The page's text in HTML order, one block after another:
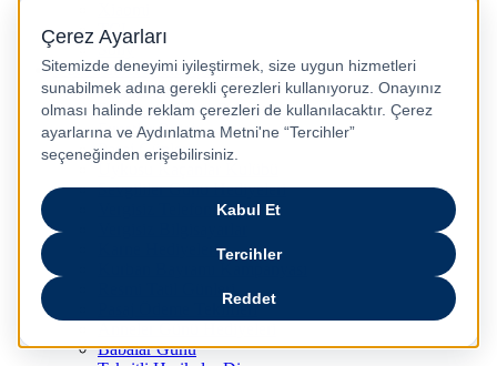
TCL
Sony
Özel Günler & Kampanyalar
Apple Eğitim
Düğün ve Çeyiz Paketleri
Fırsatlar Pasajı
Pasaj Günleri
Uykusu Kaçanlar Kulübü
Sevgililer Günü Hediyeleri
Vergisiz Telefonlar
Karne Hediyeleri
Resmi Tatil Günleri
Pasaj Ödeme Teklifleri
Babalar Günü